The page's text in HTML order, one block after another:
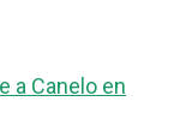
a Canelo en